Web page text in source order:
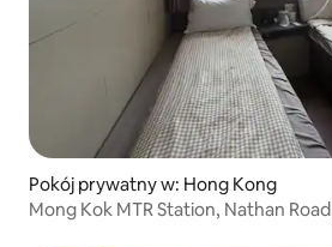
Pokój prywatny w: Hong Kong
Mong Kok MTR Station, Nathan